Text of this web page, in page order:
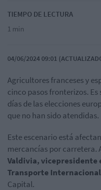
TIEMPO DE LECTURA
1 min
04/06/2024 09:01
Agricultores franceses y
cinco pasos fronterizos.
días de las elecciones
que no han sido atendidas.
Este escenario está
mercancías por carretera.
Valdivia, vicepresidente
Transporte
Capital.